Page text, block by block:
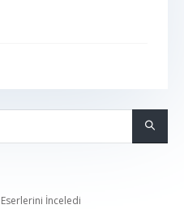
Eserlerini İnceledi